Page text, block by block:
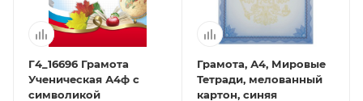
Г4_16696 Грамота
Ученическая А4ф с
символикой
Грамота, А4, Мировые
Тетради, мелованный
картон, синяя